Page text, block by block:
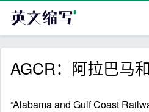
AGCR：阿拉巴马
“Alabama and Gulf Coast